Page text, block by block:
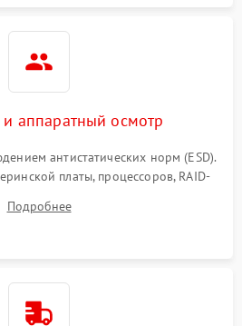
и аппаратный осмотр
антистатических норм (ESD).
платы, процессоров, RAID-
питания на наличие термических
прогаров или окислений.
Подробнее